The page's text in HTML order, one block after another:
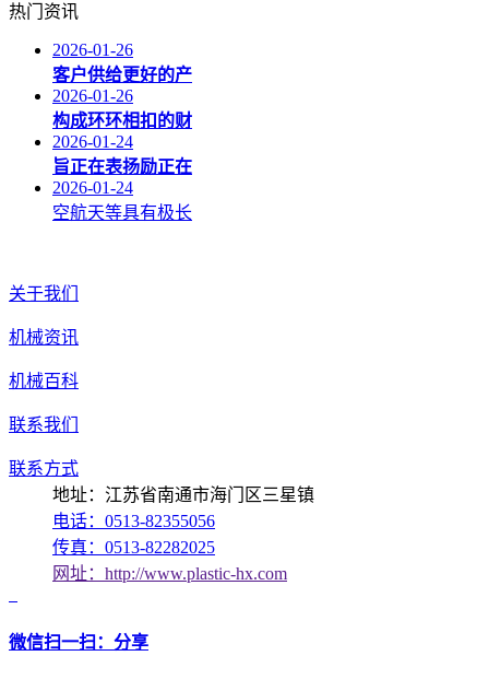
热门资讯
2026-01-26
客户供给更好的产
2026-01-26
构成环环相扣的财
2026-01-24
旨正在表扬励正在
2026-01-24
空航天等具有极长
关于我们
机械资讯
机械百科
联系我们
联系方式
地址：江苏省南通市海门区三星镇
电话：0513-82355056
传真：0513-82282025
网址：http://www.plastic-hx.com
微信扫一扫：分享